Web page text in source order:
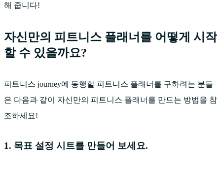
해 줍니다!
자신만의 피트니스 플래너를 어떻게 시작
할 수 있을까요?
피트니스 journey에 동행할 피트니스 플래너를 구하려는 분들
은 다음과 같이 자신만의 피트니스 플래너를 만드는 방법을 참
조하세요!
1. 목표 설정 시트를 만들어 보세요.